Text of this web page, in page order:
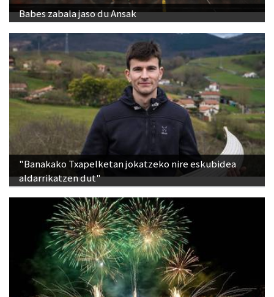
Babes zabala jaso du Ansak
"Banakako Txapelketan jokatzeko nire eskubidea
aldarrikatzen dut"